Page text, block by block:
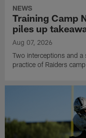
NEWS
Training Camp
piles up
Aug 07, 2026
Two interceptions and a
practice of Raiders